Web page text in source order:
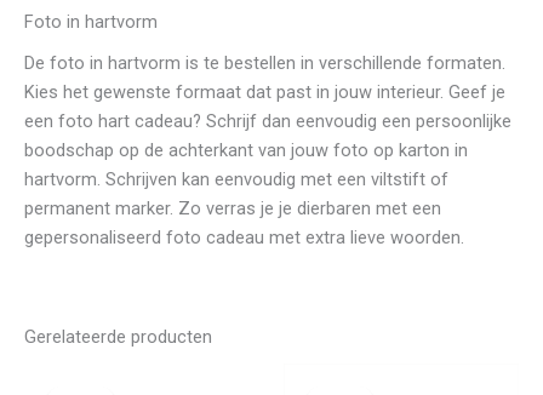
Foto in hartvorm
De foto in hartvorm is te bestellen in verschillende formaten.
Kies het gewenste formaat dat past in jouw interieur. Geef je
een foto hart cadeau? Schrijf dan eenvoudig een persoonlijke
boodschap op de achterkant van jouw foto op karton in
hartvorm. Schrijven kan eenvoudig met een viltstift of
permanent marker. Zo verras je je dierbaren met een
gepersonaliseerd foto cadeau met extra lieve woorden.
Gerelateerde producten